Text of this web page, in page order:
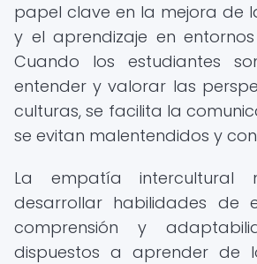
papel clave en la mejora de
y el aprendizaje en entornos
Cuando los estudiantes
entender y valorar las
culturas, se facilita la
se evitan malentendidos y
La empatía intercultural
desarrollar habilidades de
comprensión y
dispuestos a aprender de